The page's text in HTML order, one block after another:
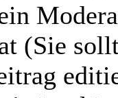
(Sie